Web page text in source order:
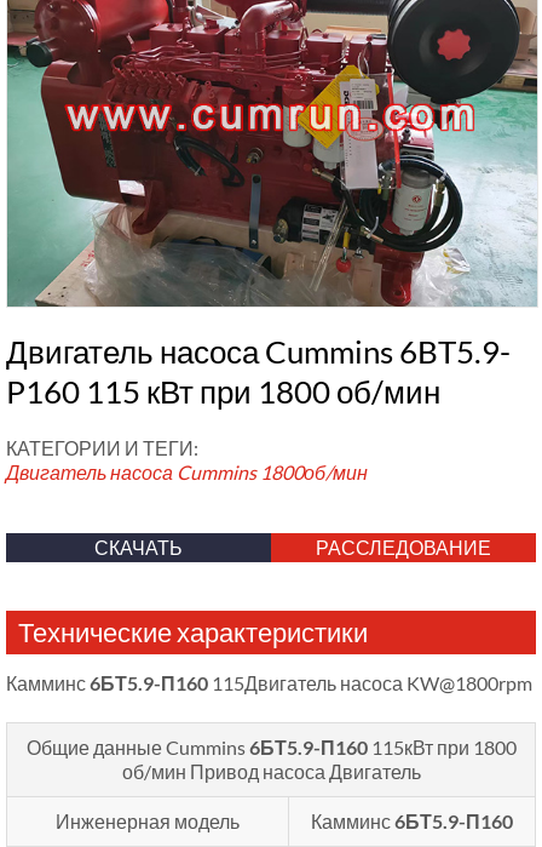
Двигатель насоса Cummins 6BT5.9-
P160 115 кВт при 1800 об/мин
КАТЕГОРИИ И ТЕГИ:
Двигатель насоса Cummins 1800об/мин
СКАЧАТЬ РАССЛЕДОВАНИЕ
Технические характеристики
Камминс6БТ5.9-П160 115Двигатель насоса KW@1800rpm
Общие данные Cummins6БТ5.9-П160115кВт при 1800
об/мин Привод насоса Двигатель
Инженерная модель Камминс6БТ5.9-П160